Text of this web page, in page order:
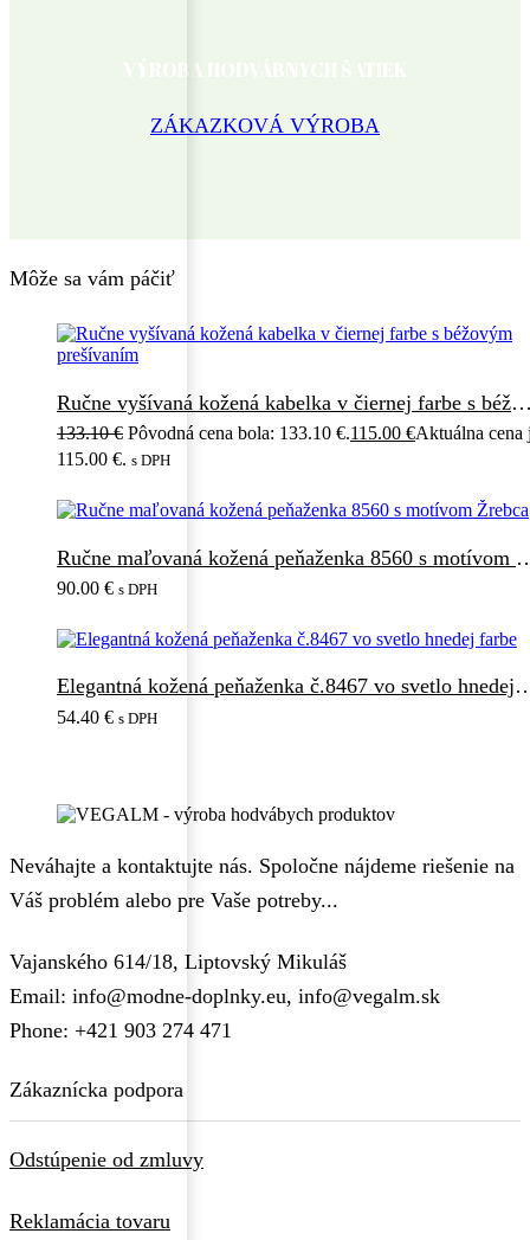
ZÁKAZKOVÁ VÝROBA
Môže sa vám páčiť
Ručne vyšívaná kožená kabelka v čiernej farbe
133.10€ Pôvodná cena bola: 133.10 €.115.00 €Aktuálna cena
115.00 €. s DPH
Ručne maľovaná kožená
90.00 € s DPH
Elegantná kožená
54.40 € s DPH
Neváhajte a kontaktujte nás. Spoločne nájdeme riešenie na
Váš problém alebo pre Vaše potreby...
Vajanského 614/18, Liptovský Mikuláš
Email: info@modne-doplnky.eu, info@vegalm.sk
Phone: +421 903 274 471
Zákaznícka podpora
Odstúpenie od zmluvy
Reklamácia tovaru